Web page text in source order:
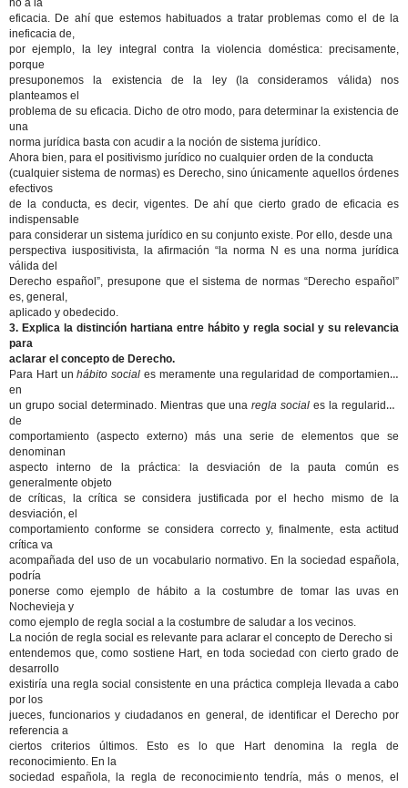
no a la
eficacia. De ahí que estemos habituados a tratar problemas como el de la
ineficacia de,
por ejemplo, la ley integral contra la violencia doméstica: precisamente,
porque
presuponemos la existencia de la ley (la consideramos válida) nos
planteamos el
problema de su eficacia. Dicho de otro modo, para determinar la existencia de
una
norma jurídica basta con acudir a la noción de sistema jurídico.
Ahora bien, para el positivismo jurídico no cualquier orden de la conducta
(cualquier sistema de normas) es Derecho, sino únicamente aquellos órdenes
efectivos
de la conducta, es decir, vigentes. De ahí que cierto grado de eficacia es
indispensable
para considerar un sistema jurídico en su conjunto existe. Por ello, desde una
perspectiva iuspositivista, la afirmación “la norma N es una norma jurídica
válida del
Derecho español”, presupone que el sistema de normas “Derecho español”
es, general,
aplicado y obedecido.
3. Explica la distinción hartiana entre hábito y regla social y su relevancia
para
aclarar el concepto de Derecho.
Para Hart unhábito sociales meramente una regularidad de comportamiento
en
un grupo social determinado. Mientras que unaregla sociales la regularidad
de
comportamiento (aspecto externo) más una serie de elementos que se
denominan
aspecto interno de la práctica: la desviación de la pauta común es
generalmente objeto
de críticas, la crítica se considera justificada por el hecho mismo de la
desviación, el
comportamiento conforme se considera correcto y, finalmente, esta actitud
crítica va
acompañada del uso de un vocabulario normativo. En la sociedad española,
podría
ponerse como ejemplo de hábito a la costumbre de tomar las uvas en
Nochevieja y
como ejemplo de regla social a la costumbre de saludar a los vecinos.
La noción de regla social es relevante para aclarar el concepto de Derecho si
entendemos que, como sostiene Hart, en toda sociedad con cierto grado de
desarrollo
existiría una regla social consistente en una práctica compleja llevada a cabo
por los
jueces, funcionarios y ciudadanos en general, de identificar el Derecho por
referencia a
ciertos criterios últimos. Esto es lo que Hart denomina la regla de
reconocimiento. En la
sociedad española, la regla de reconocimiento tendría, más o menos, el